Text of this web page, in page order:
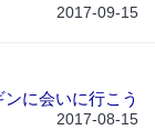
2017-09-15
に会いに行こう
2017-08-15